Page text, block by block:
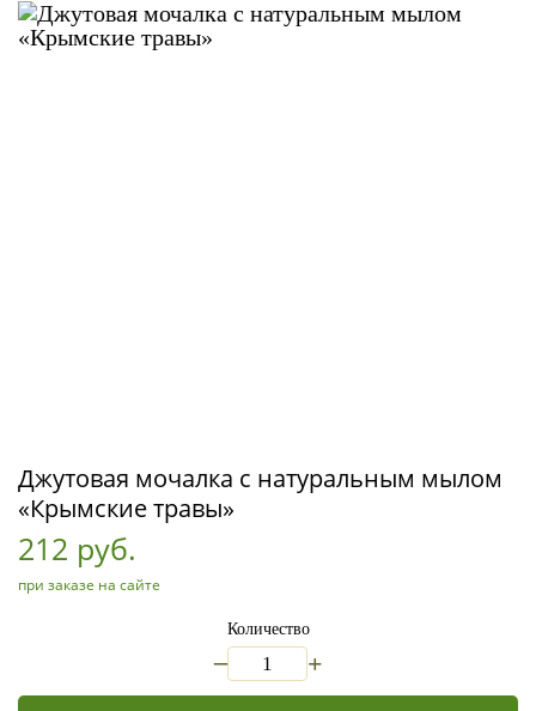
Джутовая мочалка с натуральным мылом
«Крымские травы»
212 руб.
при заказе на сайте
Количество
+